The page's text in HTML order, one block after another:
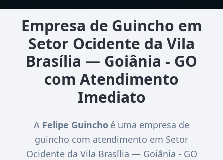
Empresa de Guincho em
Setor Ocidente da Vila
Brasília — Goiânia - GO
com Atendimento
Imediato
A Felipe Guincho é uma empresa de
guincho com atendimento em Setor
Ocidente da Vila Brasília — Goiânia - GO